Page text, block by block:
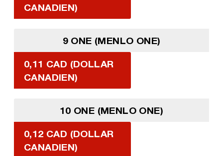
CANADIEN)
9 ONE (MENLO ONE)
0,11 CAD (DOLLAR
CANADIEN)
10 ONE (MENLO ONE)
0,12 CAD (DOLLAR
CANADIEN)